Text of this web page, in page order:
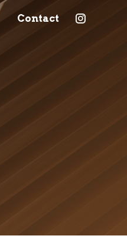
Contact